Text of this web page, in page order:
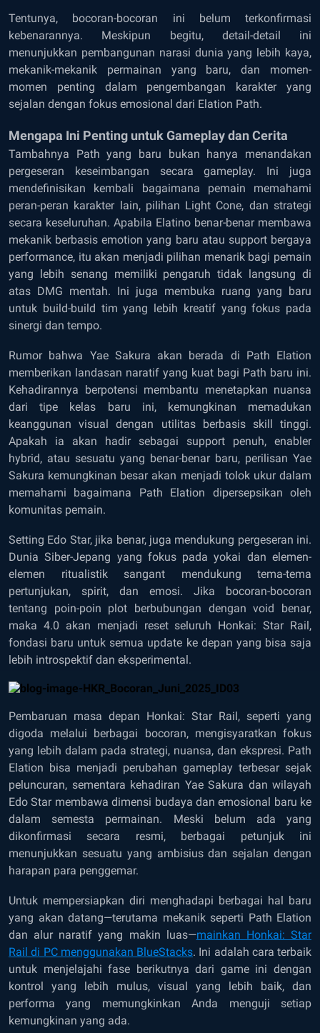
Tentunya, bocoran-bocoran ini belum terkonfirmasi
kebenarannya. Meskipun begitu, detail-detail ini
menunjukkan pembangunan narasi dunia yang lebih kaya,
mekanik-mekanik permainan yang baru, dan momen-
momen penting dalam pengembangan karakter yang
sejalan dengan fokus emosional dari Elation Path.
Mengapa Ini Penting untuk Gameplay dan Cerita
Tambahnya Path yang baru bukan hanya menandakan
pergeseran keseimbangan secara gameplay. Ini juga
mendefinisikan kembali bagaimana pemain memahami
peran-peran karakter lain, pilihan Light Cone, dan strategi
secara keseluruhan. Apabila Elatino benar-benar membawa
mekanik berbasis emotion yang baru atau support bergaya
performance, itu akan menjadi pilihan menarik bagi pemain
yang lebih senang memiliki pengaruh tidak langsung di
atas DMG mentah. Ini juga membuka ruang yang baru
untuk build-build tim yang lebih kreatif yang fokus pada
sinergi dan tempo.
Rumor bahwa Yae Sakura akan berada di Path Elation
memberikan landasan naratif yang kuat bagi Path baru ini.
Kehadirannya berpotensi membantu menetapkan nuansa
dari tipe kelas baru ini, kemungkinan memadukan
keanggunan visual dengan utilitas berbasis skill tinggi.
Apakah ia akan hadir sebagai support penuh, enabler
hybrid, atau sesuatu yang benar-benar baru, perilisan Yae
Sakura kemungkinan besar akan menjadi tolok ukur dalam
memahami bagaimana Path Elation dipersepsikan oleh
komunitas pemain.
Setting Edo Star, jika benar, juga mendukung pergeseran ini.
Dunia Siber-Jepang yang fokus pada yokai dan elemen-
elemen ritualistik sangant mendukung tema-tema
pertunjukan, spirit, dan emosi. Jika bocoran-bocoran
tentang poin-poin plot berbubungan dengan void benar,
maka 4.0 akan menjadi reset seluruh Honkai: Star Rail,
fondasi baru untuk semua update ke depan yang bisa saja
lebih introspektif dan eksperimental.
Pembaruan masa depan Honkai: Star Rail, seperti yang
digoda melalui berbagai bocoran, mengisyaratkan fokus
yang lebih dalam pada strategi, nuansa, dan ekspresi. Path
Elation bisa menjadi perubahan gameplay terbesar sejak
peluncuran, sementara kehadiran Yae Sakura dan wilayah
Edo Star membawa dimensi budaya dan emosional baru ke
dalam semesta permainan. Meski belum ada yang
dikonfirmasi secara resmi, berbagai petunjuk ini
menunjukkan sesuatu yang ambisius dan sejalan dengan
harapan para penggemar.
Untuk mempersiapkan diri menghadapi berbagai hal baru
yang akan datang—terutama mekanik seperti Path Elation
dan alur naratif yang makin luas—mainkan Honkai: Star
Rail di PC menggunakan BlueStacks. Ini adalah cara terbaik
untuk menjelajahi fase berikutnya dari game ini dengan
kontrol yang lebih mulus, visual yang lebih baik, dan
performa yang memungkinkan Anda menguji setiap
kemungkinan yang ada.